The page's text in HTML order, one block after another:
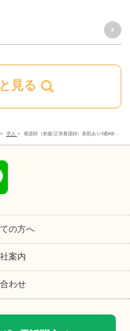
るご質問やご苦情
前66-1
見る
求人 看護師（老健/正准看護師）夜勤あり4週8休…
の方へ
案内
わせ